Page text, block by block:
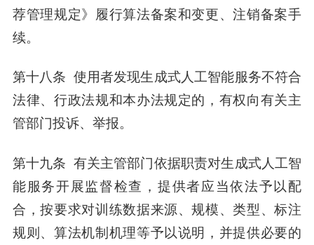
荐管理规定》履行算法备案和变更、注销备案手
续。
第十八条 使用者发现生成式人工智能服务不符合
法律、行政法规和本办法规定的，有权向有关主
管部门投诉、举报。
第十九条 有关主管部门依据职责对生成式人工智
能服务开展监督检查，提供者应当依法予以配
合，按要求对训练数据来源、规模、类型、标注
规则、算法机制机理等予以说明，并提供必要的